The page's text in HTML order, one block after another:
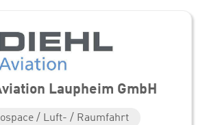
Laupheim GmbH
/ Luft- / Raumfahrt